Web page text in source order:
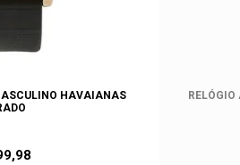
HAVAIANAS